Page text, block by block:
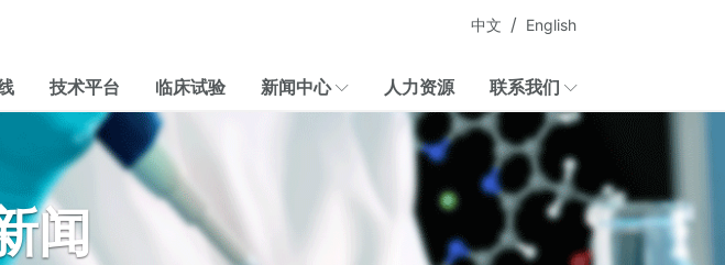
技术平台 临床试验 新闻中心 人力资源 联系我们
中文 / English
闻